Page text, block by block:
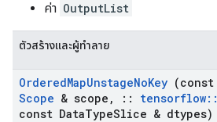
ค่า OutputList
ตัวสร้างและผู้ทำลาย
OrderedMapUnstageNoKey (const
Scope & scope , :: tensorflow::
const DataTypeSlice & dtypes)